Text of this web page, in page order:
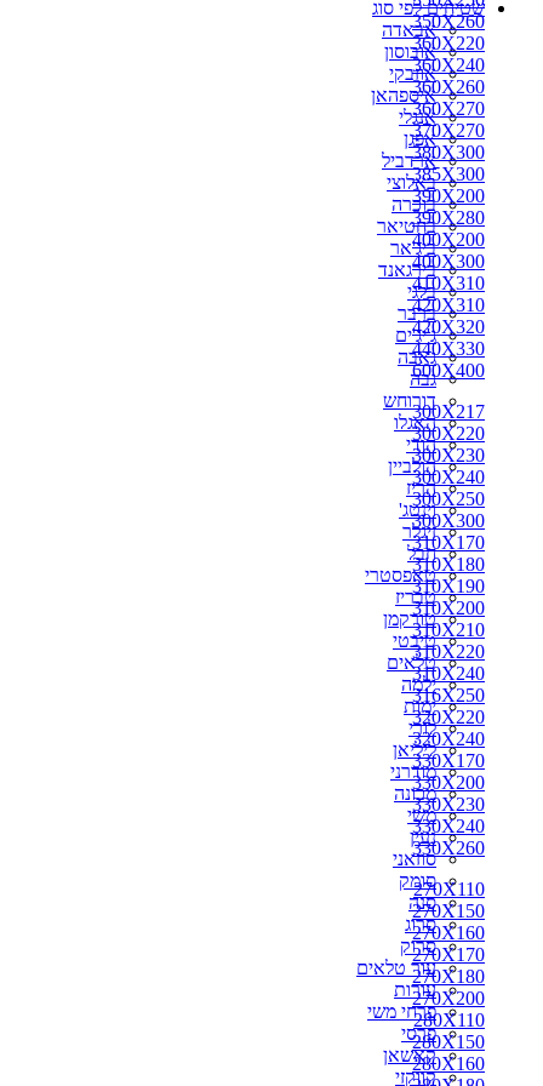
שטיחים לפי סוג
אבאדה
אובוסון
אוזבקי
איספהאן
אנגלי
אפגן
ארדביל
באלוצי
בוכרה
בחטיאר
ביג'אר
בירגאנד
בלגי
ברבר
ג'יג'ים
גאבה
גבה
דורוחש
האגלו
הודי
הולביין
הריז
וינטג'
זיגלר
חבל
טאפסטרי
טבריז
טורקמן
טיבטי
טלאים
ילמה
ימות
לורי
ליליאן
מודרני
מכונה
משי
נעין
סוזאני
סומק
סנה
סרוג
סרוק
עור טלאים
עורות
פרחי משי
פרסי
קאשאן
קווקזי
350X260
360X220
360X240
360X260
360X270
370X270
380X300
385X300
390X200
390X280
400X200
400X300
410X310
420X310
420X320
440X330
600X400
300X217
300X220
300X230
300X240
300X250
300X300
310X170
310X180
310X190
310X200
310X210
310X220
310X240
316X250
320X220
320X240
330X170
330X200
330X230
330X240
330X260
270X110
270X150
270X160
270X170
270X180
270X200
280X110
280X150
280X160
270X150
270X160
270X170
270X200
280X160
280X180
280X200
290X180
300X180
310X190
310X210
350X250
360X220
360X260
370X270
400X300